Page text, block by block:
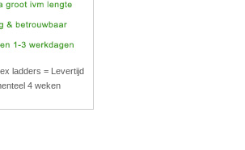
ladders = Levertijd
4 weken